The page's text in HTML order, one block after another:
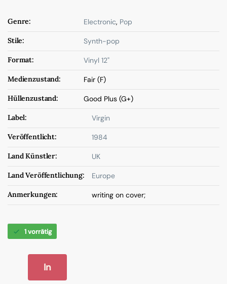
Genre: Electronic, Pop
Stile: Synth-pop
Format: Vinyl 12"
Medienzustand: Fair (F)
Hüllenzustand: Good Plus (G+)
Label: Virgin
Veröffentlicht: 1984
Land Künstler: UK
Land Veröffentlichung: Europe
Anmerkungen: writing on cover;
1 vorrätig
In